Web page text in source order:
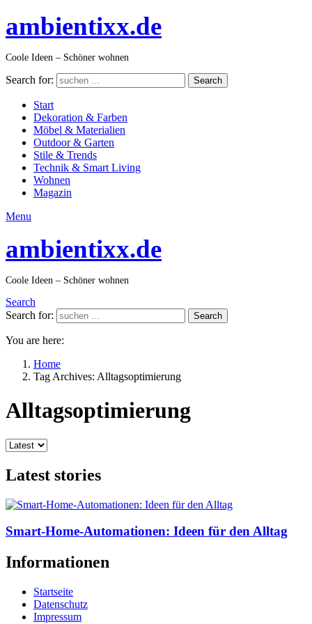
ambientixx.de
Coole Ideen – Schöner wohnen
Search for: Search
Start
Dekoration & Farben
Möbel & Materialien
Outdoor & Garten
Stile & Trends
Technik & Smart Living
Wohnen
Magazin
Menu
ambientixx.de
Coole Ideen – Schöner wohnen
Search
Search for:
Search
You are here:
Home
Tag Archives: Alltagsoptimierung
Alltagsoptimierung
Latest stories
Smart-Home-Automationen: Ideen für den Alltag
Informationen
Startseite
Datenschutz
Impressum